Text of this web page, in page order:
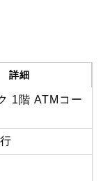
詳細
1階 ATMコー